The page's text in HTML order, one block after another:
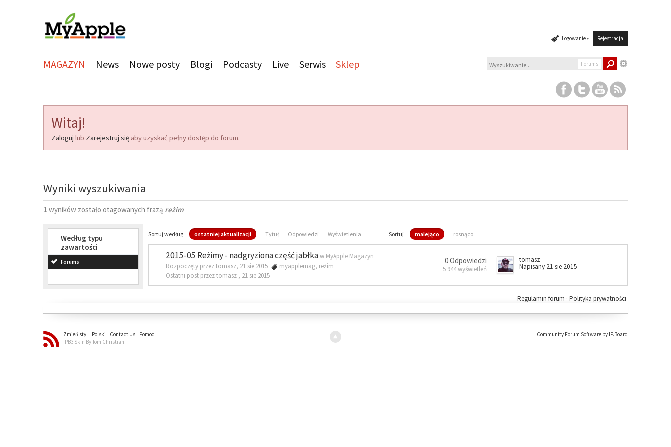
Logowanie » Rejestracja
MAGAZYN News Nowe posty Blogi Podcasty Live Serwis Sklep Forums
Witaj!
Zaloguj lub Zarejestruj się aby uzyskać pełny dostęp do forum.
Wyniki wyszukiwania
1 wyników zostało otagowanych frazą reżim
Według typu
zawartości
Forums
Sortuj według ostatniej aktualizacji Tytuł Odpowiedzi Wyświetlenia Sortuj malejąco rosnąco
2015-05 Reżimy - nadgryziona część jabłkaw MyApple Magazyn
Rozpoczęty przez tomasz, 21 sie 2015
myapplemag, reżim
Ostatni post przez tomasz , 21 sie 2015
0 Odpowiedzi
5 944 wyświetleń
tomasz
Napisany 21 sie 2015
Polityka prywatności
Regulamin forum ·
Zmień styl Polski Contact Us
Pomoc
IPB3 Skin By Tom Christian.
Community Forum Software by IP.Board